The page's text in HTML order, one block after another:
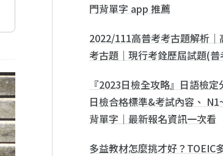
門背單字 app 推薦
2022/111高普考考古題解析｜
考古題｜現行考銓歷屆試題(普
『2023日檢全攻略』日語檢
日檢合格標準&考試內容、
背單字｜最新報名資訊一次看
多益教材怎麼挑才好？TOEIC